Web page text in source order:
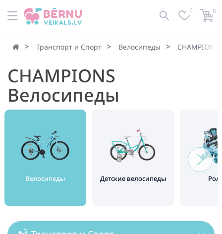
По умолчанию Фильтр 0 0
Транспорт и Спорт Велосипеды
CHAMPIONS
Велосипеды
Велосипеды Детские велосипеды